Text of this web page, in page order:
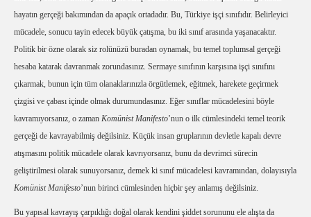
hayatın gerçeği bakımından da apaçık ortadadır. Bu, Türkiye işçi sınıfıdır. Belirleyici
mücadele, sonucu tayin edecek büyük çatışma, bu iki sınıf arasında yaşanacaktır.
Politik bir özne olarak siz rolünüzü buradan oynamak, bu temel toplumsal gerçeği
hesaba katarak davranmak zorundasınız. Sermaye sınıfının karşısına işçi sınıfını
çıkarmak, bunun için tüm olanaklarınızla örgütlemek, eğitmek, harekete geçirmek
çizgisi ve çabası içinde olmak durumundasınız. Eğer sınıflar mücadelesini böyle
kavramıyorsanız, o zaman Komünist Manifesto’nun o ilk cümlesindeki temel teorik
gerçeği de kavrayabilmiş değilsiniz. Küçük insan gruplarının devletle kapalı devre
atışmasını politik mücadele olarak kavrıyorsanız, bunu da devrimci sürecin
geliştirilmesi olarak sunuyorsanız, demek ki sınıf mücadelesi kavramından, dolayısıyla
Komünist Manifesto’nun birinci cümlesinden hiçbir şey anlamış değilsiniz.
Bu yapısal kavrayış çarpıklığı doğal olarak kendini şiddet sorununu ele alışta da